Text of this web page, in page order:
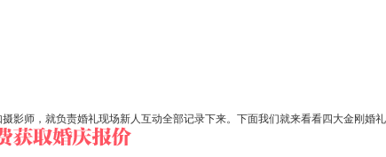
师，就负责婚礼现场新人互动全部记录下来。下面我们就来看看四大金刚婚